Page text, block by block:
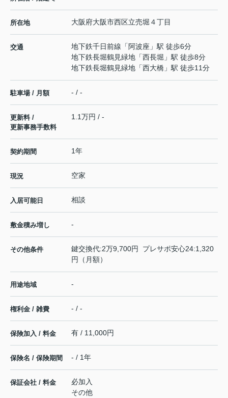
所在地 大阪府大阪市西区立売堀 ４丁目
交通 地下鉄千日前線 「 阿波座 」駅 徒歩6分
地下鉄長堀鶴見緑地 「西長堀 」駅 徒歩8分
地下鉄長堀鶴見緑地 「西大橋 」駅 徒歩11分
駐車場 / 月額 - / -
更新料 /
更新事務手数料
1.1万円 / -
契約期間 1年
現況 空家
入居可能日 相談
敷金積み増し -
その他条件
鍵交換代:2万9,700円 プレサポ安心24:1,320
円（月額）
用途地域 -
権利金 / 雑費 - / -
保険加入 / 料金 有 / 11,000円
保険名 / 保険期間 - / 1年
保証会社 / 料金
必加入
その他